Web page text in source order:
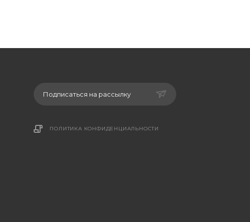
Подписаться на рассылку
ПОЛИТИКА КОНФИДЕНЦИАЛЬНОСТИ